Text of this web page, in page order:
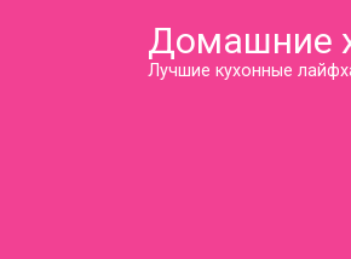
Домашние
Лучшие кухонные